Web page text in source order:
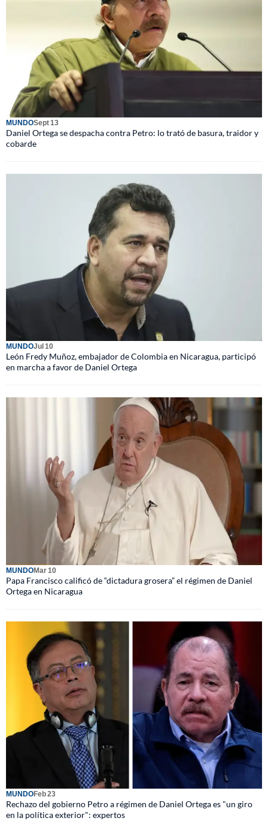
MUNDOSept 13
Daniel Ortega se despacha contra Petro: lo trató de basura, traidor y
cobarde
MUNDOJul 10
León Fredy Muñoz, embajador de Colombia en Nicaragua, participó
en marcha a favor de Daniel Ortega
MUNDOMar 10
Papa Francisco calificó de “dictadura grosera” el régimen de Daniel
Ortega en Nicaragua
MUNDOFeb 23
Rechazo del gobierno Petro a régimen de Daniel Ortega es "un giro
en la política exterior": expertos